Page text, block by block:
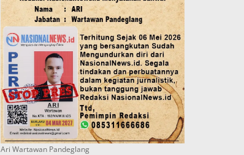
Ari Wartawan Pandeglang